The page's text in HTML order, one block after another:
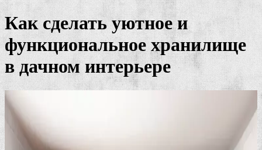
Как сделать уютное и
функциональное хранилище
в дачном интерьере